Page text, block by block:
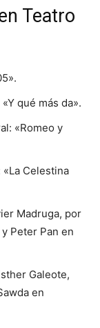
Teatro
qué más da».
«Romeo y
Celestina
Madruga, por
Peter Pan en
Galeote,
en